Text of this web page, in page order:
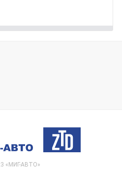
«МИГ-АВТО»